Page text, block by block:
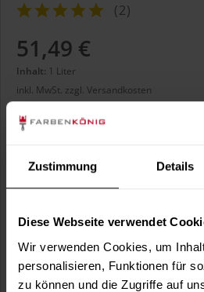
Zustimmung Details
Diese Webseite verwendet
Wir verwenden Cookies, um
personalisieren, Funktionen für
zu können und die Zugriffe auf
(2)
51,49 €
Inhalt: 1 Liter
inkl. MwSt. zzgl. Versandkosten
Sofort versandfertig, Lieferzeit ca. 1-3
m²